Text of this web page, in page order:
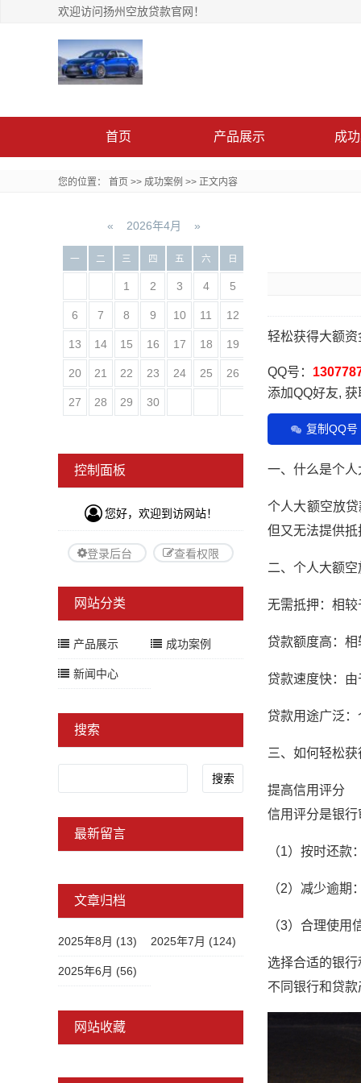
欢迎访问扬州空放贷款官网！
首页 产品展示 成
您的位置： 首页 >> 成功案例 >> 正文内容
« 2026年4月 »
一 二 三 四 五 六 日
1 2 3 4 5
6 7 8 9 10 11 12
13 14 15 16 17 18 19
20 21 22 23 24 25 26
27 28 29 30
控制面板
您好，欢迎到访网站！
登录后台 查看权限
网站分类
产品展示 成功案例
新闻中心
搜索
最新留言
文章归档
2025年8月 (13) 2025年7月 (124)
2025年6月 (56)
网站收藏
轻松获得大额
QQ号：
添加QQ好友,
复制QQ号
一、什么是个
个人大额空放
但又无法提供
二、个人大额
无需抵押：相
贷款额度高：
贷款速度快：
贷款用途广泛
三、如何轻松
提高信用评分
信用评分是银
（1）按时还
（2）减少逾
（3）合理使
选择合适的银
不同银行和贷